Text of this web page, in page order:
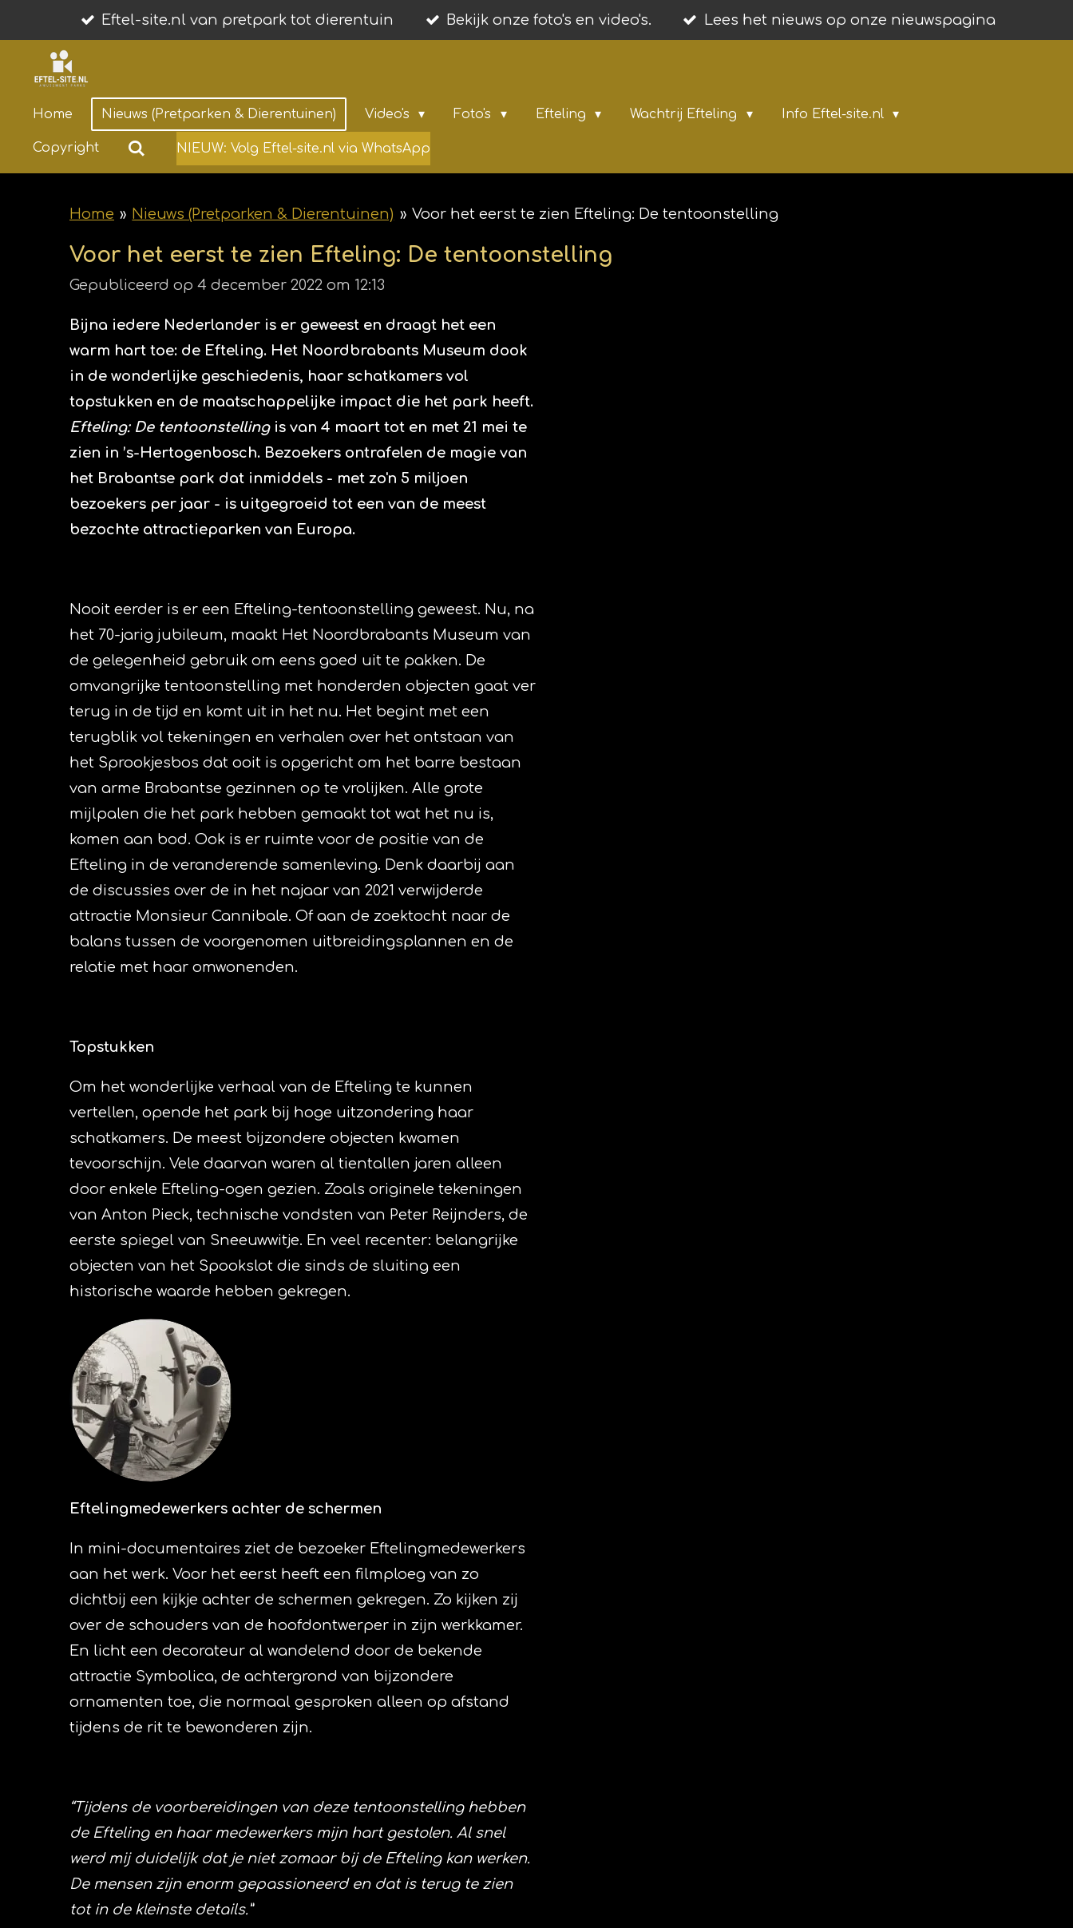
hoofdinhoud
Eftel-site.nl van pretpark tot dierentuin Bekijk onze foto's en video's. Lees het nieuws op onze nieuwspagina
Home Nieuws (Pretparken & Dierentuinen) Video's Foto's Efteling Wachtrij Efteling Info Eftel-site.nl
Copyright NIEUW: Volg Eftel-site.nl via WhatsApp
Home » Nieuws (Pretparken & Dierentuinen) » Voor het eerst te zien Efteling: De tentoonstelling
Voor het eerst te zien Efteling: De tentoonstelling
Gepubliceerd op 4 december 2022 om 12:13
Bijna iedere Nederlander is er geweest en draagt het een
warm hart toe: de Efteling. Het Noordbrabants Museum dook
in de wonderlijke geschiedenis, haar schatkamers vol
topstukken en de maatschappelijke impact die het park heeft.
Efteling: De tentoonstellingis van 4 maart tot en met 21 mei te
zien in ’s-Hertogenbosch. Bezoekers ontrafelen de magie van
het Brabantse park dat inmiddels - met zo'n 5 miljoen
bezoekers per jaar - is uitgegroeid tot een van de meest
bezochte attractieparken van Europa.
Nooit eerder is er een Efteling-tentoonstelling geweest. Nu, na
het 70-jarig jubileum, maakt Het Noordbrabants Museum van
de gelegenheid gebruik om eens goed uit te pakken. De
omvangrijke tentoonstelling met honderden objecten gaat ver
terug in de tijd en komt uit in het nu. Het begint met een
terugblik vol tekeningen en verhalen over het ontstaan van
het Sprookjesbos dat ooit is opgericht om het barre bestaan
van arme Brabantse gezinnen op te vrolijken. Alle grote
mijlpalen die het park hebben gemaakt tot wat het nu is,
komen aan bod. Ook is er ruimte voor de positie van de
Efteling in de veranderende samenleving. Denk daarbij aan
de discussies over de in het najaar van 2021 verwijderde
attractie Monsieur Cannibale. Of aan de zoektocht naar de
balans tussen de voorgenomen uitbreidingsplannen en de
relatie met haar omwonenden.
Topstukken
Om het wonderlijke verhaal van de Efteling te kunnen
vertellen, opende het park bij hoge uitzondering haar
schatkamers. De meest bijzondere objecten kwamen
tevoorschijn. Vele daarvan waren al tientallen jaren alleen
door enkele Efteling-ogen gezien. Zoals originele tekeningen
van Anton Pieck, technische vondsten van Peter Reijnders, de
eerste spiegel van Sneeuwwitje. En veel recenter: belangrijke
objecten van het Spookslot die sinds de sluiting een
historische waarde hebben gekregen.
Eftelingmedewerkers achter de schermen
In mini-documentaires ziet de bezoeker Eftelingmedewerkers
aan het werk. Voor het eerst heeft een filmploeg van zo
dichtbij een kijkje achter de schermen gekregen. Zo kijken zij
over de schouders van de hoofdontwerper in zijn werkkamer.
En licht een decorateur al wandelend door de bekende
attractie Symbolica, de achtergrond van bijzondere
ornamenten toe, die normaal gesproken alleen op afstand
tijdens de rit te bewonderen zijn.
“Tijdens de voorbereidingen van deze tentoonstelling hebben
de Efteling en haar medewerkers mijn hart gestolen. Al snel
werd mij duidelijk dat je niet zomaar bij de Efteling kan werken.
De mensen zijn enorm gepassioneerd en dat is terug te zien
tot in de kleinste details.”